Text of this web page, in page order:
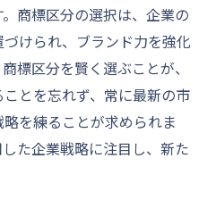
商標区分の選択は、企業の
けられ、ブランド力を強化
標区分を賢く選ぶことが、
とを忘れず、常に最新の市
を練ることが求められま
た企業戦略に注目し、新た